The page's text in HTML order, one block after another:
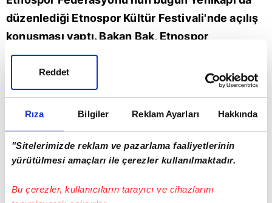
Rıza Bilgiler Reklam Ayarları Hakkında
"Sitelerimizde reklam ve pazarlama faaliyetlerinin
yürütülmesi amaçları ile çerezler kullanılmaktadır.
Bu çerezler, kullanıcıların tarayıcı ve cihazlarını
Reddet
düzenlediği Etnospor Kültür Festivali'nde açılış
konuşması yaptı. Bakan Bak, Etnospor
Festivalinin ilerleyen zamanlarda daha da
gelişeceğini, sporcu sayısının artacağını söyledi
ve "At bineceğiz, kılıç kuşanacağız, hep beraber
eğleneceğiz" dedi.
Spor Osman Aşkın Bak